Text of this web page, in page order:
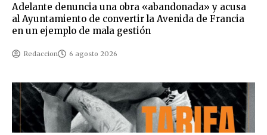
Adelante denuncia una obra «abandonada» y acusa
al Ayuntamiento de convertir la Avenida de Francia
en un ejemplo de mala gestión
Redaccion 6 agosto 2026